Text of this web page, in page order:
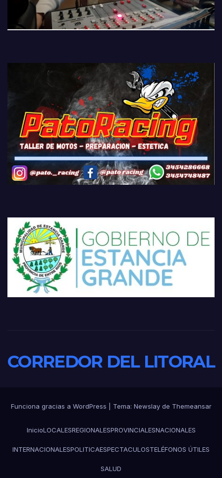
CORREDOR DEL LITORAL
Funciona gracias a WordPress Tema: Newslayde Themeansar
InicioLOCALESREGIONALESPROVINCIALESNACIONALES
INTERNACIONALESPOLITICAESPECTACULOSTELÉFONOS ÚTILES
SALUD